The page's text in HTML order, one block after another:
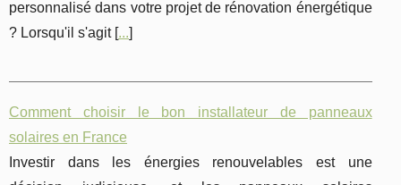
personnalisé dans votre projet de rénovation énergétique
? Lorsqu'il s'agit [...]
Comment choisir le bon installateur de panneaux
solaires en France
Investir dans les énergies renouvelables est une